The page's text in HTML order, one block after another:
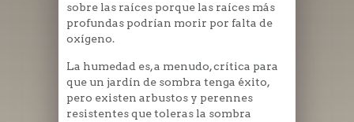
sobre las raíces porque las raíces más
profundas podrían morir por falta de
oxígeno.
La humedad es, a menudo, crítica para
que un jardín de sombra tenga éxito,
pero existen arbustos y perennes
resistentes que toleras la sombra